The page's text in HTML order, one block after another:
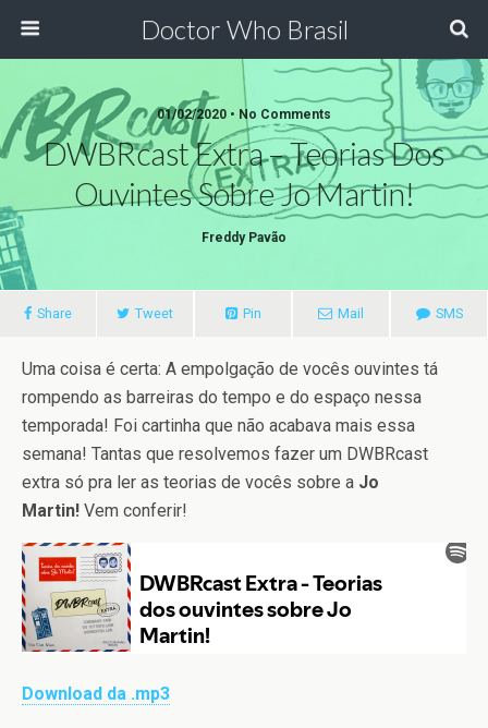
Doctor Who Brasil
01/02/2020 • No Comments
DWBRcast Extra – Teorias Dos
Ouvintes Sobre Jo Martin!
Freddy Pavão
Share Tweet Pin Mail SMS
Uma coisa é certa: A empolgação de vocês ouvintes tá
rompendo as barreiras do tempo e do espaço nessa
temporada! Foi cartinha que não acabava mais essa
semana! Tantas que resolvemos fazer um DWBRcast
extra só pra ler as teorias de vocês sobre a Jo
Martin! Vem conferir!
Download da .mp3